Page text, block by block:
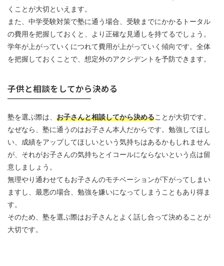
くことが大切といえます。
また、中学受験対策で塾に通う場合、受験までにかかるトータル
の費用を把握しておくと、より正確な見通しを持てるでしょう。
学年が上がっていくにつれて費用が上がっていく傾向です。全体
を把握しておくことで、想定外のアクシデントを予防できます。
子供と相談をしてから決める
塾を選ぶ際は、 お子さんと相談してから決めることが大切です。
なぜなら、塾に通うのはお子さん本人だからです。勉強してほし
い、成績をアップしてほしいという気持ちはあるかもしれません
が、それがお子さんの気持ちとイコールにならないという点は留
意しましょう。
無理やり通わせてもお子さんのモチベーションが下がってしまい
ますし、最悪の場合、勉強を嫌いになってしまうこともあり得ま
す。
そのため、塾を選ぶ際はお子さんとよく話し合って決めることが
大切です。